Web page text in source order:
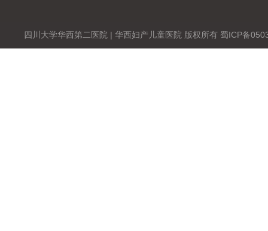
四川大学华西第二医院 | 华西妇产儿童医院 版权所有 蜀ICP备